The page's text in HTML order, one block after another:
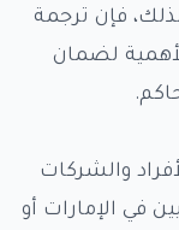
فإن ترجمة
لضمان
والشركات
في الإمارات أو